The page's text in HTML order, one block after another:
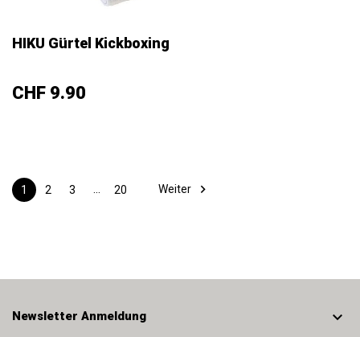
HIKU Gürtel Kickboxing
Preis
CHF 9.90
1 2 3 … 20 Weiter 
Newsletter Anmeldung 